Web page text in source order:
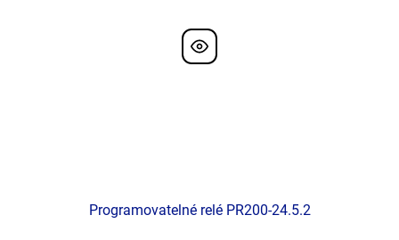
Programovatelné relé PR200-24.5.2